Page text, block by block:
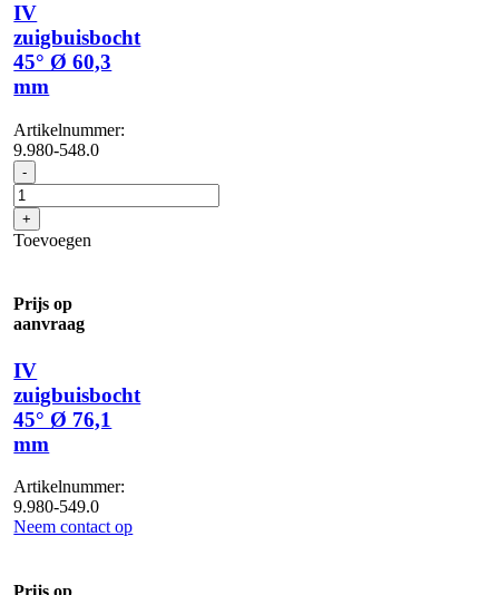
IV
zuigbuisbocht
45° Ø 60,3
mm
Artikelnummer:
9.980-548.0
- IV
zuigbuisbocht
45°
Ø
60,3
+
Toevoegen
Prijs op
aanvraag
IV
zuigbuisbocht
45° Ø 76,1
mm
Artikelnummer:
9.980-549.0
Neem contact op
Prijs op